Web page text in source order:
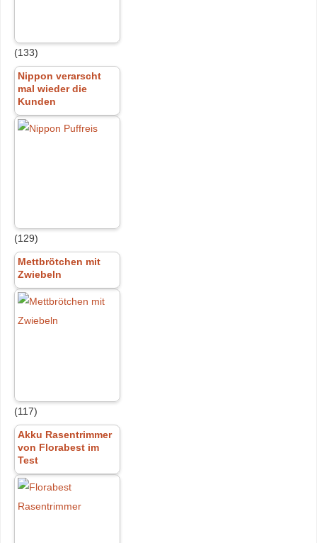
(133)
Nippon verarscht
mal wieder die
Kunden
(129)
Mettbrötchen mit
Zwiebeln
(117)
Akku Rasentrimmer
von Florabest im
Test